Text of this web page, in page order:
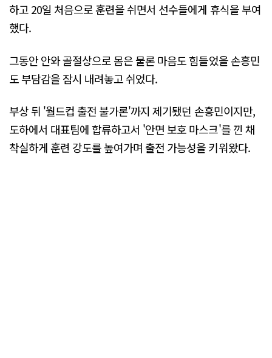
하고 20일 처음으로 훈련을 쉬면서 선수들에게 휴식을 부여
했다.
그동안 안와 골절상으로 몸은 물론 마음도 힘들었을 손흥민
도 부담감을 잠시 내려놓고 쉬었다.
부상 뒤 '월드컵 출전 불가론'까지 제기됐던 손흥민이지만,
도하에서 대표팀에 합류하고서 '안면 보호 마스크'를 낀 채
착실하게 훈련 강도를 높여가며 출전 가능성을 키워왔다.